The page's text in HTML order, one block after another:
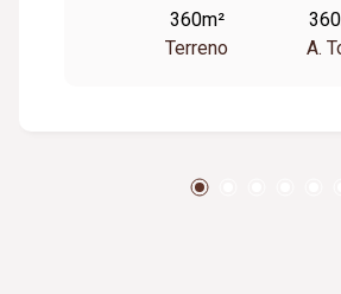
360m²
Terreno
A.